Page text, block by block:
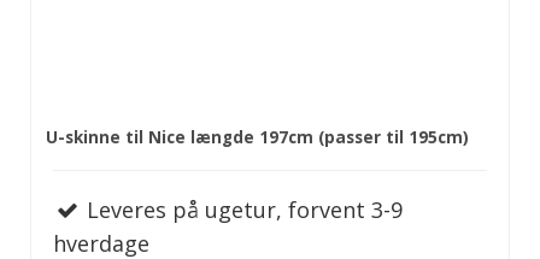
U-skinne til Nice længde 197cm (passer til 195cm)
Leveres på ugetur, forvent 3-9
hverdage